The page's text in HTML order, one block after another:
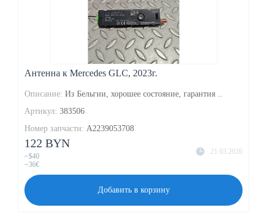
Антенна к Mercedes GLC, 2023г.
Описание: Из Бельгии, хорошее состояние, гарантия ..
Артикул: 383506
Номер запчасти: A2239053708
21.03.2026
122 BYN
~$40
~36€
Добавить в корзину